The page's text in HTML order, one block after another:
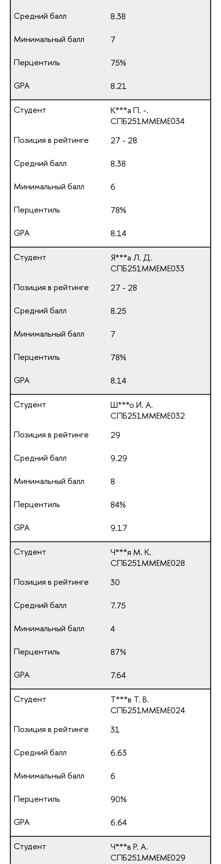
8.38
7
75%
8.21
К***а П. -.
СПБ251ММЕМЕ034
27 - 28
8.38
6
78%
8.14
Я***а Л. Д.
СПБ251ММЕМЕ033
27 - 28
8.25
7
78%
8.14
Ш***о И. А.
СПБ251ММЕМЕ032
29
9.29
8
84%
9.17
Ч***я М. К.
СПБ251ММЕМЕ028
30
7.75
4
87%
7.64
Т***в Т. В.
СПБ251ММЕМЕ024
31
6.63
6
90%
6.64
Ч***в Р. А.
СПБ251ММЕМЕ029